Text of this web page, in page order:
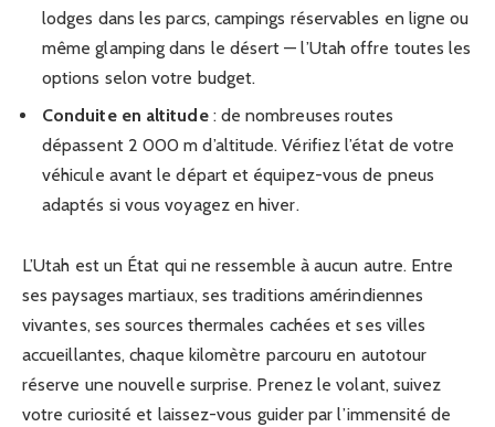
lodges dans les parcs, campings réservables en ligne ou
même glamping dans le désert — l’Utah offre toutes les
options selon votre budget.
Conduite en altitude: de nombreuses routes
dépassent 2 000 m d’altitude. Vérifiez l’état de votre
véhicule avant le départ et équipez-vous de pneus
adaptés si vous voyagez en hiver.
L’Utah est un État qui ne ressemble à aucun autre. Entre
ses paysages martiaux, ses traditions amérindiennes
vivantes, ses sources thermales cachées et ses villes
accueillantes, chaque kilomètre parcouru en autotour
réserve une nouvelle surprise. Prenez le volant, suivez
votre curiosité et laissez-vous guider par l’immensité de